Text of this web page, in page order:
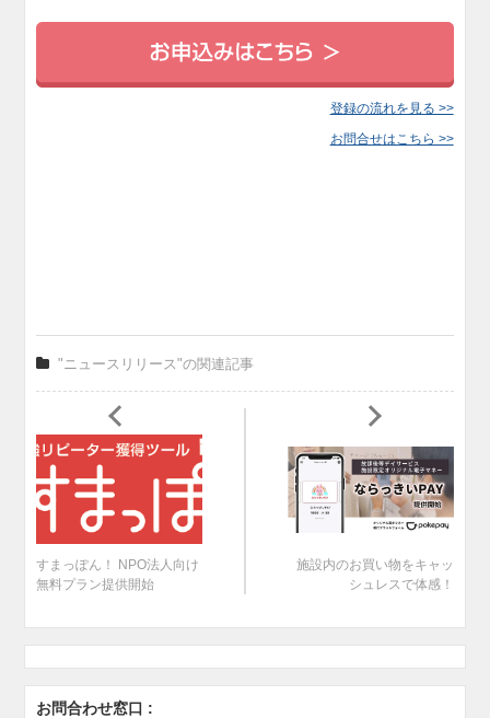
登録の流れを見る >>
お問合せはこちら >>
"ニュースリリース"の関連記事
すまっぽん！ NPO法人向け
無料プラン提供開始
施設内のお買い物をキャッ
シュレスで体感！
お問合わせ窓口 :